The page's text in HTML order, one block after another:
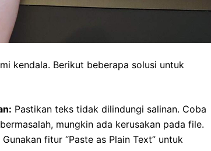
kendala. Berikut beberapa solusi untuk
Pastikan teks tidak dilindungi salinan. Coba
mungkin ada kerusakan pada file.
Gunakan fitur “Paste as Plain Text” untuk